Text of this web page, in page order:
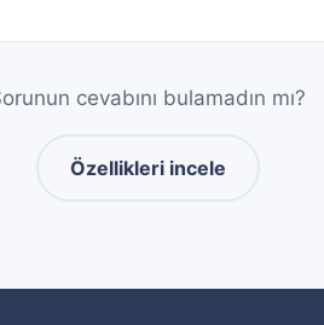
Günlük, haftalık ve
ödülleriyle kazanılır veya
cevabını bulamadın mı?
Özellikleri incele